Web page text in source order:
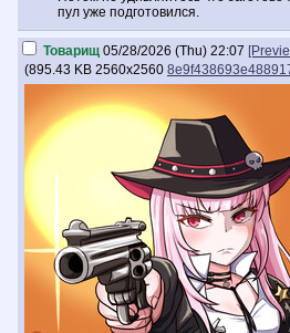
пул уже подготовился.
Товарищ 05/28/2026 (Thu) 22:07
(895.43 KB 2560x2560